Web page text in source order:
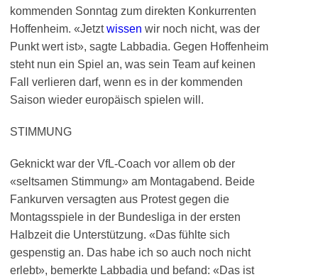
kommenden Sonntag zum direkten Konkurrenten
Hoffenheim. «Jetztwissen wir noch nicht, was der
Punkt wert ist», sagte Labbadia. Gegen Hoffenheim
steht nun ein Spiel an, was sein Team auf keinen
Fall verlieren darf, wenn es in der kommenden
Saison wieder europäisch spielen will.
STIMMUNG
Geknickt war der VfL-Coach vor allem ob der
«seltsamen Stimmung» am Montagabend. Beide
Fankurven versagten aus Protest gegen die
Montagsspiele in der Bundesliga in der ersten
Halbzeit die Unterstützung. «Das fühlte sich
gespenstig an. Das habe ich so auch noch nicht
erlebt», bemerkte Labbadia und befand: «Das ist